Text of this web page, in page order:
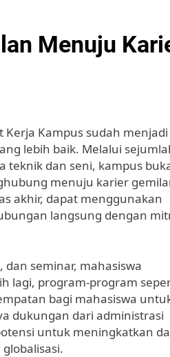
Menuju
Kampus sudah menjadi
lebih baik. Melalui
teknik dan seni, kampus
menuju karier
akhir, dapat menggunakan
langsung dengan
seminar, mahasiswa
lagi, program-program
bagi mahasiswa
dukungan dari administrasi
untuk meningkatkan